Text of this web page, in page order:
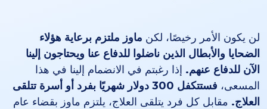
لن يكون الأمر رخيصًا، لكن ماوز ملتزم برعاية هؤلاء
الضحايا والأبطال الذين ناضلوا للدفاع عنا ويحتاجون إلينا
الآن للدفاع عنهم. إذا رغبتم في الانضمام إلينا في هذا
المسعى،
فستتكفل 300 دولار شهريًا بفرد أو أسرة تتلقى
العلاج. مقابل كل فرد يتلقى العلاج، يلتزم ماوز بقضاء عام